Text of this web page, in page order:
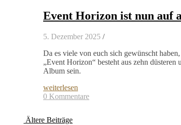
Event Horizon ist nun auf
5. Dezember 2025 /
Da es viele von euch sich gewünscht
„Event Horizon“ besteht aus zehn
Album sein.
weiterlesen
0 Kommentare
Ältere Beiträge